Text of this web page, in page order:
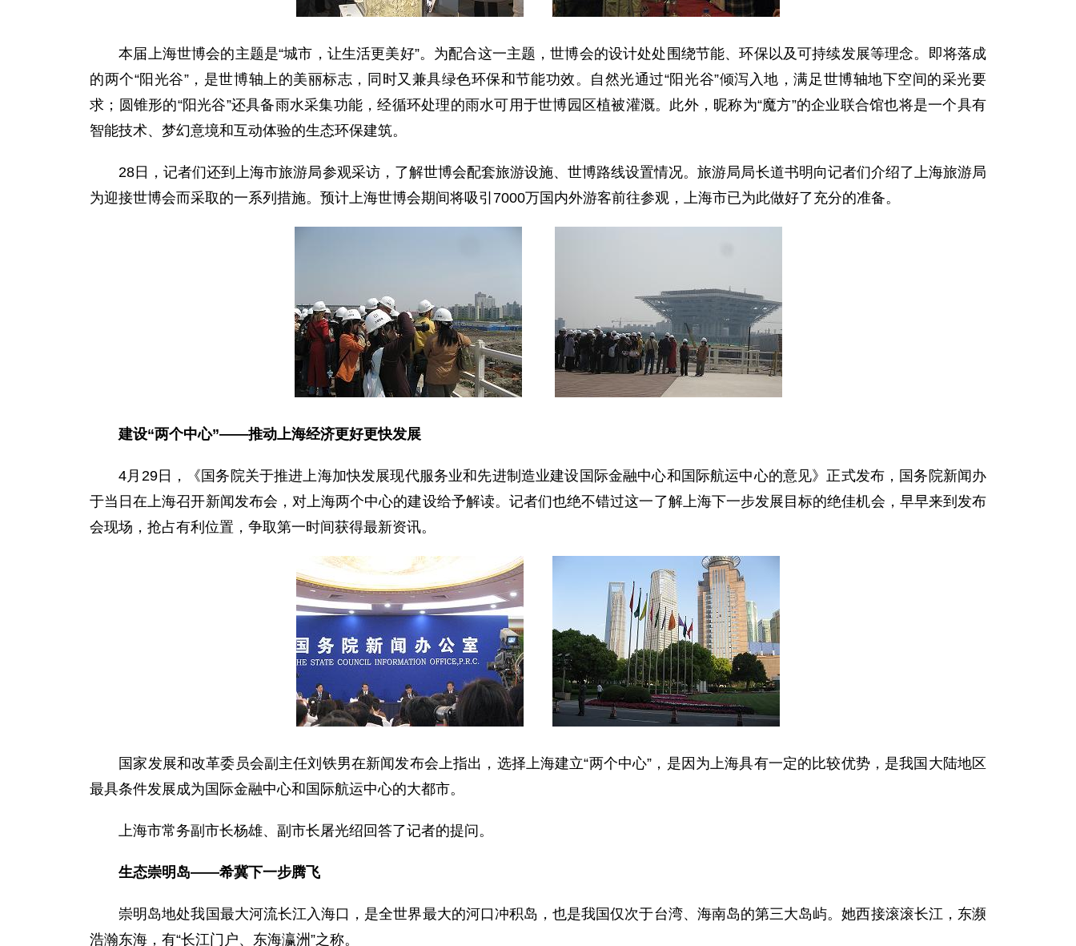
本届上海世博会的主题是“城市，让生活更美好”。为配合这一主题，世博会的设计处处围绕节能、环保以及可持续发展等理念。即将落成
的两个“阳光谷”，是世博轴上的美丽标志，同时又兼具绿色环保和节能功效。自然光通过“阳光谷”倾泻入地，满足世博轴地下空间的采光要
求；圆锥形的“阳光谷”还具备雨水采集功能，经循环处理的雨水可用于世博园区植被灌溉。此外，昵称为“魔方”的企业联合馆也将是一个具有
智能技术、梦幻意境和互动体验的生态环保建筑。
28日，记者们还到上海市旅游局参观采访，了解世博会配套旅游设施、世博路线设置情况。旅游局局长道书明向记者们介绍了上海旅游局
为迎接世博会而采取的一系列措施。预计上海世博会期间将吸引7000万国内外游客前往参观，上海市已为此做好了充分的准备。
建设“两个中心”——推动上海经济更好更快发展
4月29日，《国务院关于推进上海加快发展现代服务业和先进制造业建设国际金融中心和国际航运中心的意见》正式发布，国务院新闻办
于当日在上海召开新闻发布会，对上海两个中心的建设给予解读。记者们也绝不错过这一了解上海下一步发展目标的绝佳机会，早早来到发布
会现场，抢占有利位置，争取第一时间获得最新资讯。
国家发展和改革委员会副主任刘铁男在新闻发布会上指出，选择上海建立“两个中心”，是因为上海具有一定的比较优势，是我国大陆地区
最具条件发展成为国际金融中心和国际航运中心的大都市。
上海市常务副市长杨雄、副市长屠光绍回答了记者的提问。
生态崇明岛——希冀下一步腾飞
崇明岛地处我国最大河流长江入海口，是全世界最大的河口冲积岛，也是我国仅次于台湾、海南岛的第三大岛屿。她西接滚滚长江，东濒
浩瀚东海，有“长江门户、东海瀛洲”之称。